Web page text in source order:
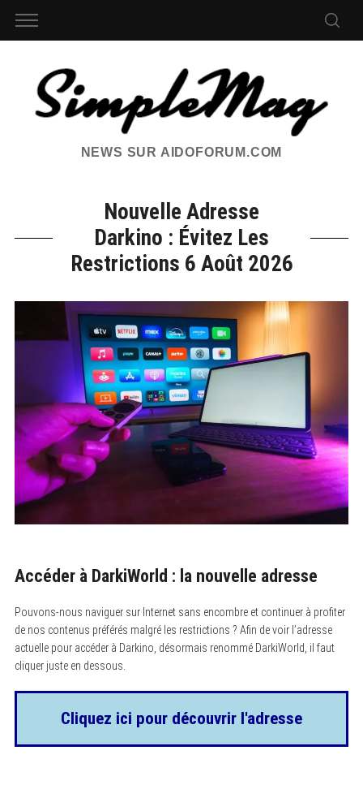
NEWS SUR AIDOFORUM.COM
Nouvelle Adresse
Darkino : Évitez Les
Restrictions 6 Août 2026
Accéder à DarkiWorld : la nouvelle adresse
Pouvons-nous naviguer sur Internet sans encombre et continuer à profiter
de nos contenus préférés malgré les restrictions ? Afin de voir l’adresse
actuelle pour accéder à Darkino, désormais renommé DarkiWorld, il faut
cliquer juste en dessous.
Cliquez ici pour découvrir l'adresse